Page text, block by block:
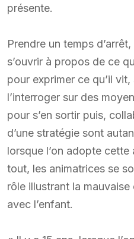
présente.
Prendre un temps
s’ouvrir à propos de ce
pour exprimer ce qu’il
l’interroger sur des
pour s’en sortir puis,
d’une stratégie sont
lorsque l’on adopte
tout, les animatrices se
rôle illustrant la
avec l’enfant.